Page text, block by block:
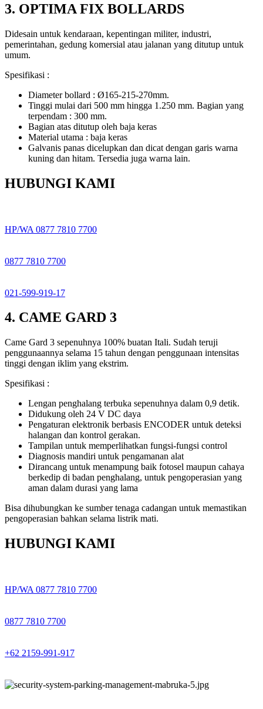
3. OPTIMA FIX BOLLARDS
Didesain untuk kendaraan, kepentingan militer, industri,
pemerintahan, gedung komersial atau jalanan yang ditutup untuk
umum.
Spesifikasi :
Diameter bollard : Ø165-215-270mm.
Tinggi mulai dari 500 mm hingga 1.250 mm. Bagian yang
terpendam : 300 mm.
Bagian atas ditutup oleh baja keras
Material utama : baja keras
Galvanis panas dicelupkan dan dicat dengan garis warna
kuning dan hitam. Tersedia juga warna lain.
HUBUNGI KAMI
HP/WA 0877 7810 7700
0877 7810 7700
021-599-919-17
4. CAME GARD 3
Came Gard 3 sepenuhnya 100% buatan Itali. Sudah teruji
penggunaannya selama 15 tahun dengan penggunaan intensitas
tinggi dengan iklim yang ekstrim.
Spesifikasi :
Lengan penghalang terbuka sepenuhnya dalam 0,9 detik.
Didukung oleh 24 V DC daya
Pengaturan elektronik berbasis ENCODER untuk deteksi
halangan dan kontrol gerakan.
Tampilan untuk memperlihatkan fungsi-fungsi control
Diagnosis mandiri untuk pengamanan alat
Dirancang untuk menampung baik fotosel maupun cahaya
berkedip di badan penghalang, untuk pengoperasian yang
aman dalam durasi yang lama
Bisa dihubungkan ke sumber tenaga cadangan untuk memastikan
pengoperasian bahkan selama listrik mati.
HUBUNGI KAMI
HP/WA 0877 7810 7700
0877 7810 7700
+62 2159-991-917